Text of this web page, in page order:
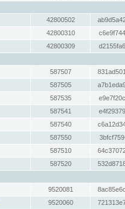
42800502
42800310
42800309
587507
587505
587535
587541
587540
587550
587510
587520
9520081
9520060